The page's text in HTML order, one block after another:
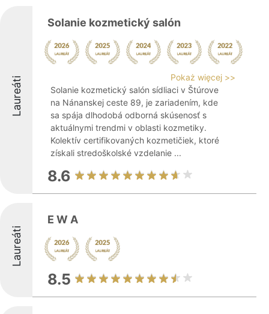
Laureáti
Solanie kozmetický salón
Pokaż więcej >>
Solanie kozmetický salón sídliaci v Štúrove
na Nánanskej ceste 89, je zariadením, kde
sa spája dlhodobá odborná skúsenosť s
aktuálnymi trendmi v oblasti kozmetiky.
Kolektív certifikovaných kozmetičiek, ktoré
získali stredoškolské vzdelanie ...
8.6
Laureáti
E W A
8.5